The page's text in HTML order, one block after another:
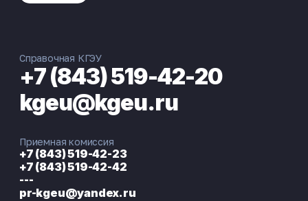
Справочная КГЭУ
+7 (843) 519-42-20
kgeu@kgeu.ru
Приемная комиссия
+7 (843) 519-42-23
+7 (843) 519-42-42
---
pr-kgeu@yandex.ru